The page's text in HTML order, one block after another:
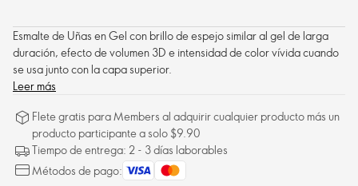
Esmalte de Uñas en Gel con brillo de espejo similar al gel de larga
duración, efecto de volumen 3D e intensidad de color vívida cuando
se usa junto con la capa superior.
Leer más
Flete gratis para Members al adquirir cualquier producto más un
producto participante a solo $9.90
Tiempo de entrega: 2 - 3 días laborables
Métodos de pago: